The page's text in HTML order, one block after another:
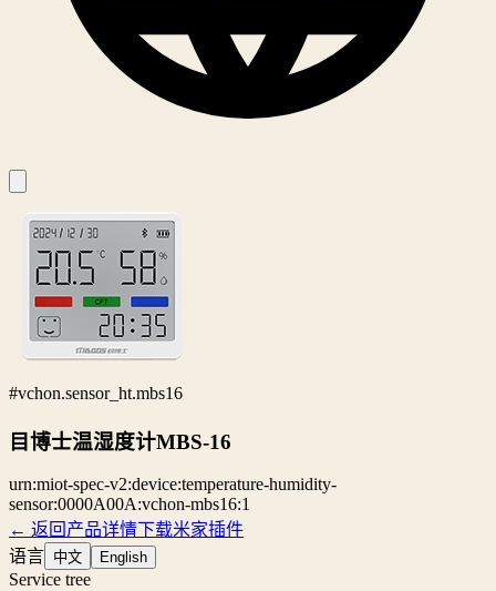
#vchon.sensor_ht.mbs16
目博士温湿度计MBS-16
urn:miot-spec-v2:device:temperature-humidity-
sensor:0000A00A:vchon-mbs16:1
← 返回产品详情下载米家插件
语言 中文 English
Service tree